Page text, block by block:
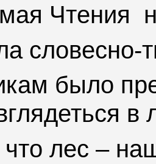
Чтения
словесно-
было
в
лес –